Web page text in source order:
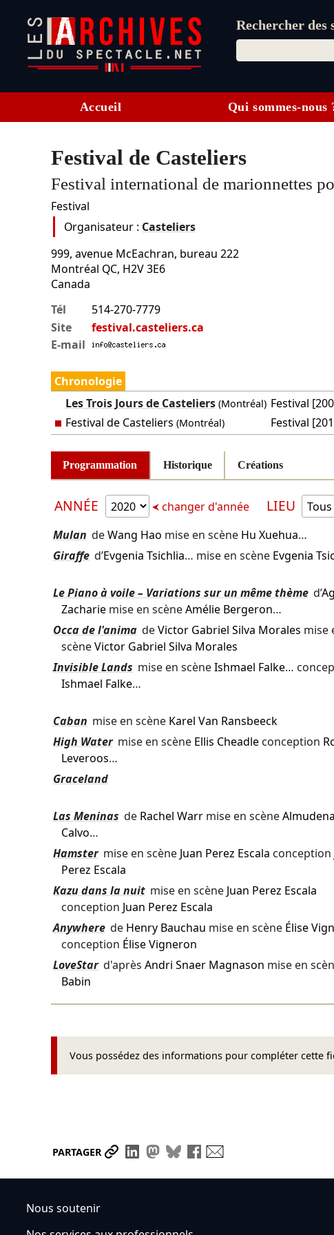
Rechercher des
Accueil Qui sommes-nous
Festival de Casteliers
Festival international de marionnettes
Festival
Organisateur : Casteliers
999, avenue McEachran, bureau 222
Montréal QC, H2V 3E6
Canada
Tél
514-270-7779
Site
festival.casteliers.ca
E-mail
Chronologie
Les Trois Jours de Casteliers(Montréal) Festival
Festival de Casteliers (Montréal) Festival
Programmation Historique Créations
ANNÉE changer d'année LIEU
Mulan deWang Hao mise en scène Hu Xuehua…
Giraffe d’Evgenia Tsichlia… mise en scène Evgenia
Le Piano à voile – Variations sur un même thème d’
Zachariemise en scèneAmélie Bergeron…
Occa de l'anima deVictor Gabriel Silva Morales mise
scèneVictor Gabriel Silva Morales
Invisible Lands mise en scèneIshmael Falke…
Ishmael Falke…
Caban mise en scène Karel Van Ransbeeck
High Water mise en scène Ellis Cheadleconception
Leveroos…
Graceland
Las Meninas de Rachel Warrmise en scène
Calvo…
Hamster mise en scène Juan Perez Escala conception
Perez Escala
Kazu dans la nuit mise en scène Juan Perez Escala
conception Juan Perez Escala
Anywhere de Henry Bauchau mise en scène Élise
conception Élise Vigneron
LoveStar d'après Andri Snaer Magnason mise en
Babin
Vous possédez des informations pour compléter cette
PARTAGER Partager le lien
Partager sur LinkedIn
Partager sur Mastodon
Partager sur Bluesky
Partager sur Facebook
Nous soutenir